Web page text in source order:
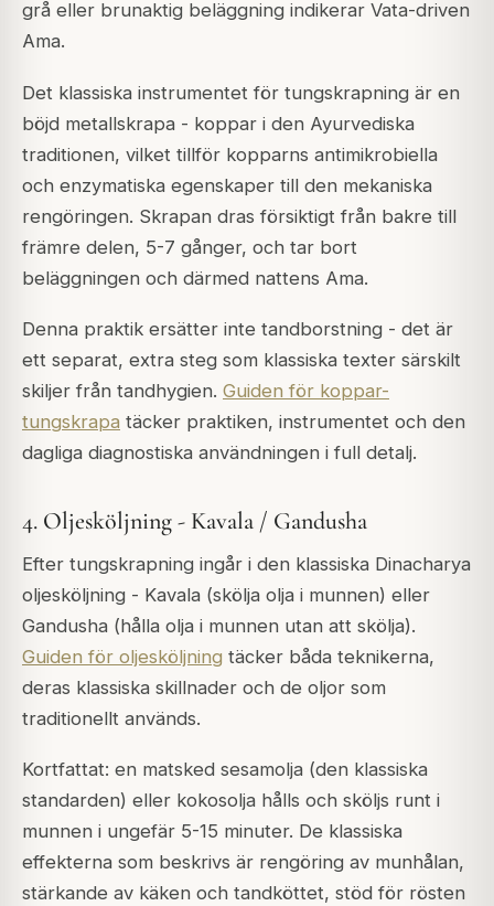
grå eller brunaktig beläggning indikerar Vata-driven
Ama.
Det klassiska instrumentet för tungskrapning är en
böjd metallskrapa - koppar i den Ayurvediska
traditionen, vilket tillför kopparns antimikrobiella
och enzymatiska egenskaper till den mekaniska
rengöringen. Skrapan dras försiktigt från bakre till
främre delen, 5-7 gånger, och tar bort
beläggningen och därmed nattens Ama.
Denna praktik ersätter inte tandborstning - det är
ett separat, extra steg som klassiska texter särskilt
skiljer från tandhygien. Guiden för koppar-
tungskrapa täcker praktiken, instrumentet och den
dagliga diagnostiska användningen i full detalj.
4. Oljesköljning - Kavala / Gandusha
Efter tungskrapning ingår i den klassiska Dinacharya
oljesköljning - Kavala (skölja olja i munnen) eller
Gandusha (hålla olja i munnen utan att skölja).
Guiden för oljesköljning täcker båda teknikerna,
deras klassiska skillnader och de oljor som
traditionellt används.
Kortfattat: en matsked sesamolja (den klassiska
standarden) eller kokosolja hålls och sköljs runt i
munnen i ungefär 5-15 minuter. De klassiska
effekterna som beskrivs är rengöring av munhålan,
stärkande av käken och tandköttet, stöd för rösten